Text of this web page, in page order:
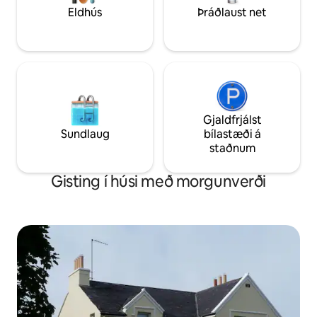
snarl, vatn á flöskum o.s.frv. er í boði í
nágrenninu. Nóg
Eldhús Þráðlaust net
Sundlaug
Gjaldfrjálst
bílastæði á
staðnum
Gisting í húsi með morgunverði